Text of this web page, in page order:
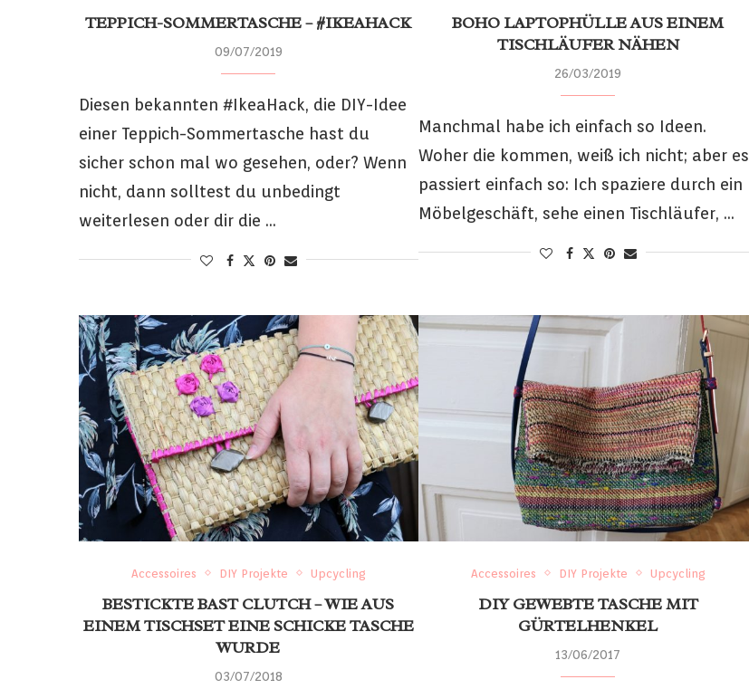
TEPPICH-SOMMERTASCHE – #IKEAHACK
09/07/2019
Diesen bekannten #IkeaHack, die DIY-Idee
einer Teppich-Sommertasche hast du
sicher schon mal wo gesehen, oder? Wenn
nicht, dann solltest du unbedingt
weiterlesen oder dir die …
BOHO LAPTOPHÜLLE AUS EINEM
TISCHLÄUFER NÄHEN
26/03/2019
Manchmal habe ich einfach so Ideen.
Woher die kommen, weiß ich nicht; aber es
passiert einfach so: Ich spaziere durch ein
Möbelgeschäft, sehe einen Tischläufer, …
Accessoires DIY Projekte Upcycling
BESTICKTE BAST CLUTCH – WIE AUS
EINEM TISCHSET EINE SCHICKE TASCHE
WURDE
03/07/2018
Accessoires DIY Projekte Upcycling
DIY GEWEBTE TASCHE MIT
GÜRTELHENKEL
13/06/2017